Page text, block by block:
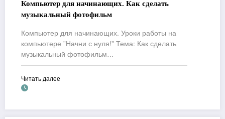
Компьютер для начинающих. Как сделать
музыкальный фотофильм
Компьютер для начинающих. Уроки работы на
компьютере "Начни с нуля!" Тема: Как сделать
музыкальный фотофильм…
Читать далее